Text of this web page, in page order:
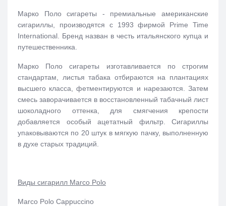
Марко Поло сигареты - премиальные американские
сигариллы, производятся с 1993 фирмой Prime Time
International. Бренд назван в честь итальянского купца и
путешественника.
Марко Поло сигареты изготавливается по строгим
стандартам, листья табака отбираются на плантациях
высшего класса, фетментируются и нарезаются. Затем
смесь заворачивается в восстановленный табачный лист
шоколадного оттенка, для смягчения крепости
добавляется особый ацетатный фильтр. Сигариллы
упаковываются по 20 штук в мягкую пачку, выполненную
в духе старых традиций.
Виды сигарилл Marco Polo
Marco Polo Cappuccino